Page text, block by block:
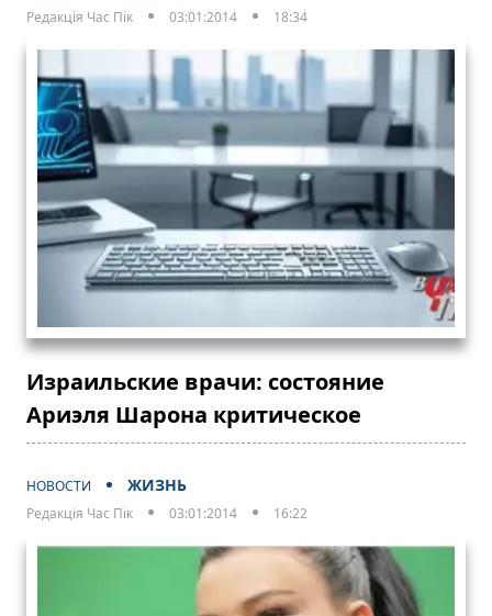
Редакція Час Пік 03:01:2014 18:34
Израильские врачи: состояние
Ариэля Шарона критическое
НОВОСТИ ЖИЗНЬ
Редакція Час Пік 03:01:2014 16:22